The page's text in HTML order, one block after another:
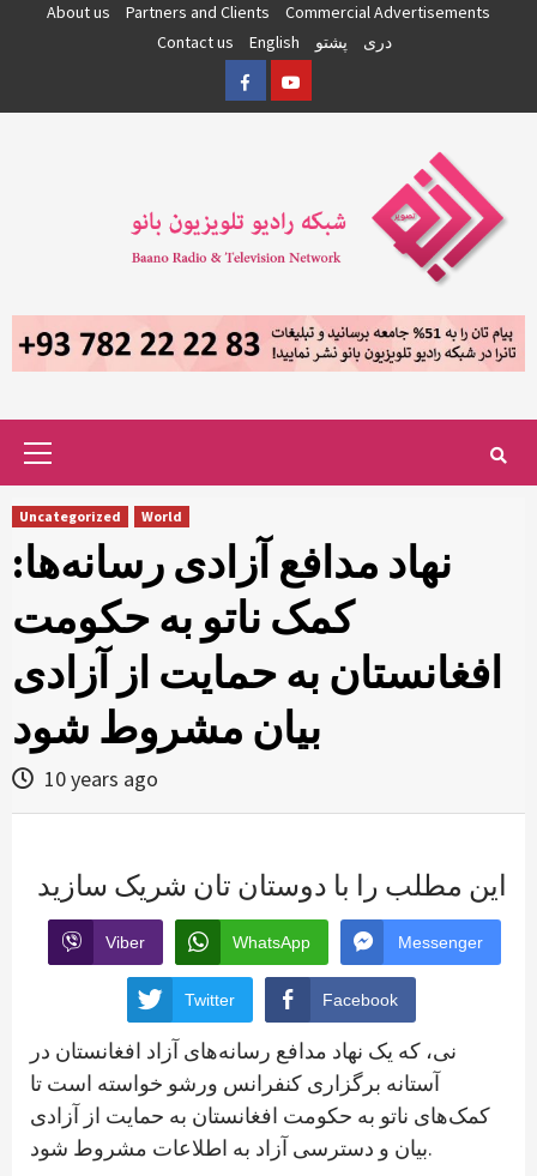
About us Partners and Clients
Commercial Advertisements
Contact us
English پشتو
دری
FacebookYouTube
Uncategorized World
نهاد مدافع آزادی رسانه‌ها:
کمک ناتو به حکومت
افغانستان به حمایت از آزادی
بیان مشروط شود
10 years ago
این مطلب را با دوستان تان شریک سازید
Viber WhatsApp Messenger
Twitter Facebook
نی، که یک نهاد مدافع رسانه‌های آزاد افغانستان در
آستانه برگزاری کنفرانس ورشو خواسته است تا
کمک‌های ناتو به حکومت افغانستان به حمایت از آزادی
بیان و دسترسی آزاد به اطلاعات مشروط شود.